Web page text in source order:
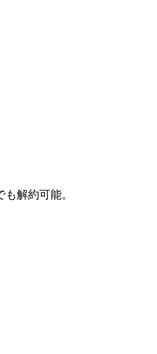
解約可能。